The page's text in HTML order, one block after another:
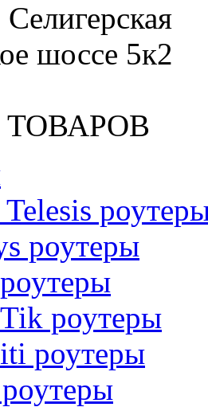
шоссе 5к2
роутеры
роутеры
роутеры